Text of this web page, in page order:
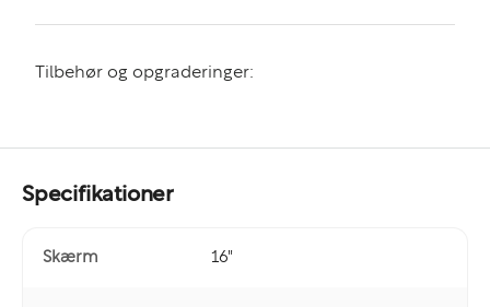
Tilbehør og opgraderinger:
Specifikationer
Skærm 16"